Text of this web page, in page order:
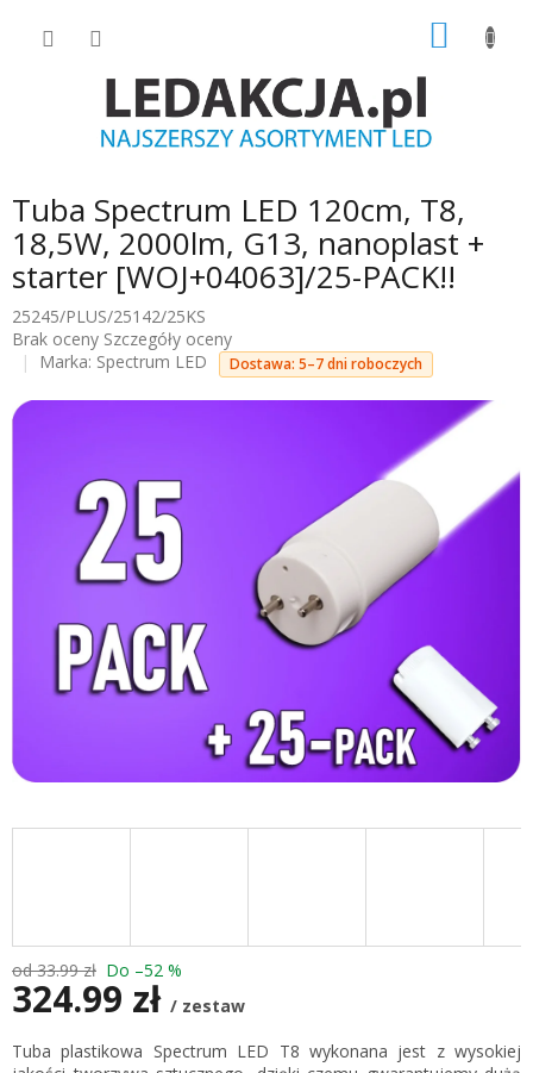
Tuba Spectrum LED 120cm, T8,
18,5W, 2000lm, G13, nanoplast +
starter [WOJ+04063]/25-PACK!!
25245/PLUS/25142/25KS
Średnia
ocena
wynosi
gwiazdek.
Brak oceny Szczegóły oceny
Marka: Spectrum LED Dostawa: 5–7 dni roboczych
od 33.99 zł Do –52 %
324.99 zł / zestaw
jednostkowa:
Tuba plastikowa Spectrum LED T8 wykonana jest z wysokiej